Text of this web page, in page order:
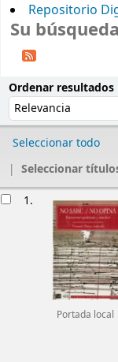
Repositorio
Su
Ordenar resultados
Seleccionar todo
Seleccionar
1.
Portada local